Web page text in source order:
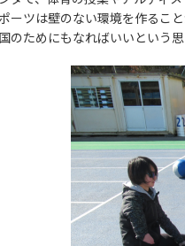
ーツは壁のない環境を作るこ
のためにもなればいいという